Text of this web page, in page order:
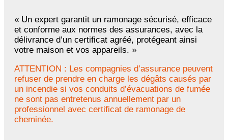
« Un expert garantit un ramonage sécurisé, efficace
et conforme aux normes des assurances, avec la
délivrance d’un certificat agréé, protégeant ainsi
votre maison et vos appareils. »
ATTENTION : Les compagnies d’assurance peuvent
refuser de prendre en charge les dégâts causés par
un incendie si vos conduits d’évacuations de fumée
ne sont pas entretenus annuellement par un
professionnel avec certificat de ramonage de
cheminée.